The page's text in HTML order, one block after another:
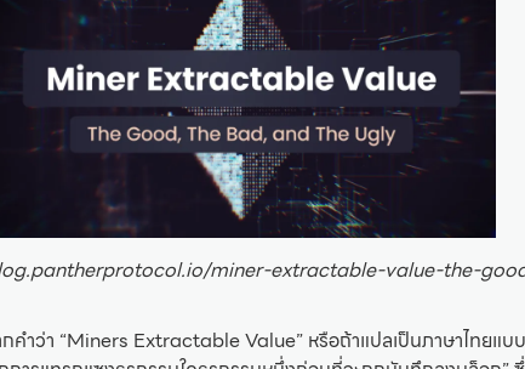
miner-extractable-value-the-
คำว่า “Miners Extractable Value” หรือถ้าแปลเป็นภาษาไทยแบบ